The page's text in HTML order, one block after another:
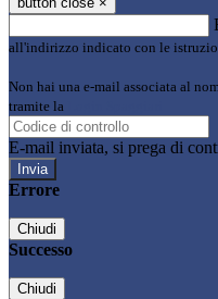
all'indirizzo indicato con le
Non hai una e-mail associata al
tramite la
E-mail inviata, si prega di
Errore
Chiudi
Successo
Chiudi